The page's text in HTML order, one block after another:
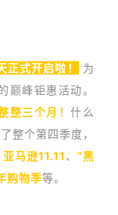
式开启啦！
为
巅峰钜惠活动。
整三个月！ 什么
整个第四季度，
亚马逊11.11、 “黑
购物季等。